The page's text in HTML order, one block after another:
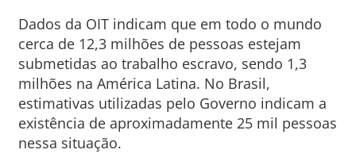
Dados da OIT indicam que em todo o mundo
cerca de 12,3 milhões de pessoas estejam
submetidas ao trabalho escravo, sendo 1,3
milhões na América Latina. No Brasil,
estimativas utilizadas pelo Governo indicam a
existência de aproximadamente 25 mil pessoas
nessa situação.